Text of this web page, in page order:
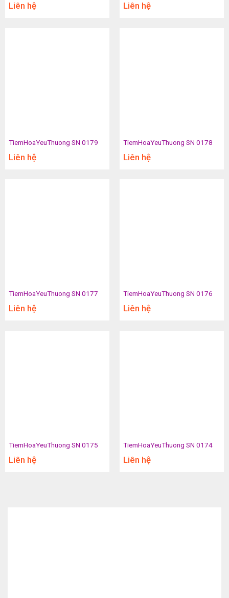
Liên hệ Liên hệ
TiemHoaYeuThuong SN 0179
Liên hệ
TiemHoaYeuThuong SN 0178
Liên hệ
TiemHoaYeuThuong SN 0177
Liên hệ
TiemHoaYeuThuong SN 0176
Liên hệ
TiemHoaYeuThuong SN 0175
Liên hệ
TiemHoaYeuThuong SN 0174
Liên hệ